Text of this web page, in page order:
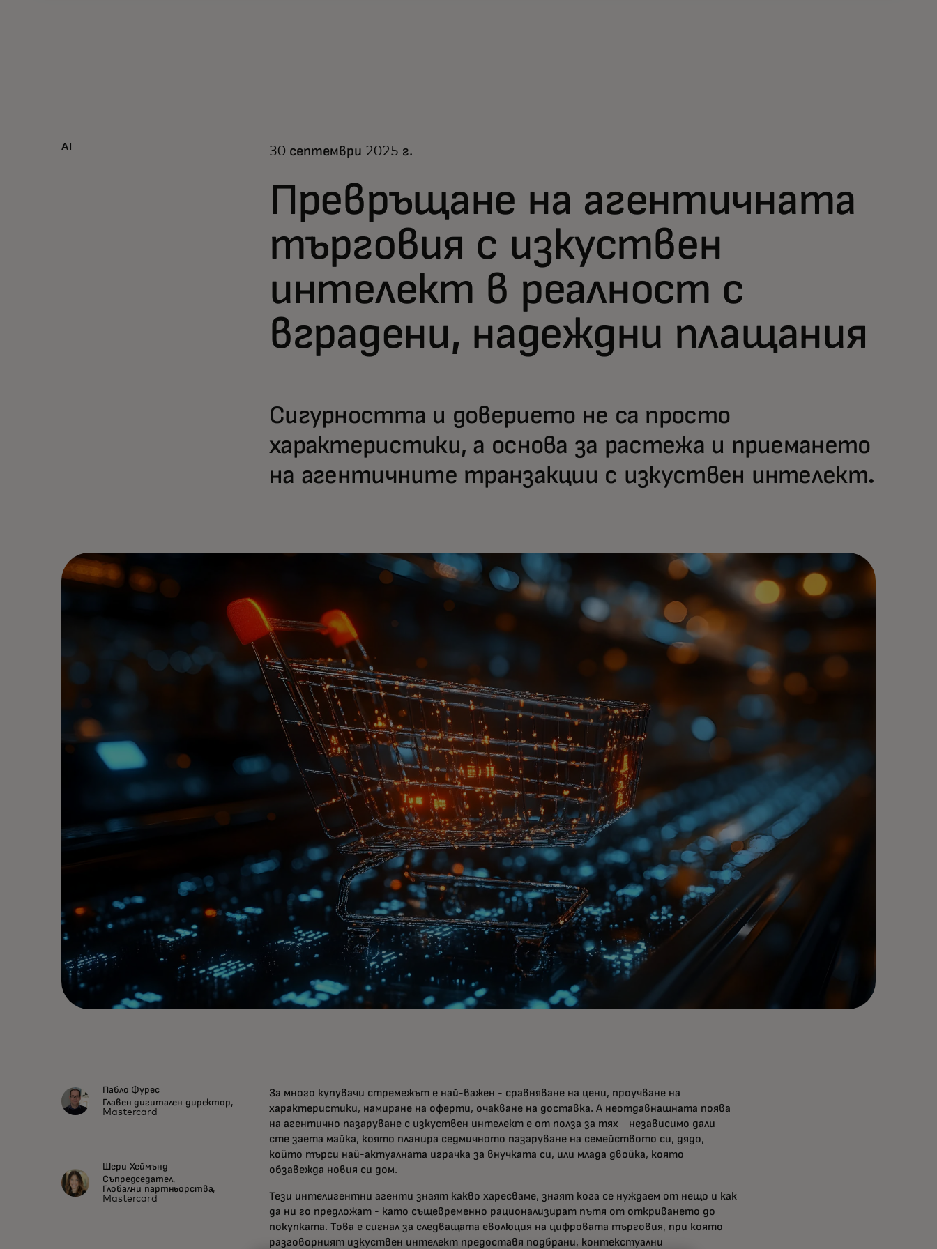
AI 30 септември 2025 г.
Превръщане на агентичната
търговия с изкуствен
интелект в реалност с
вградени, надеждни плащания
Сигурността и доверието не са просто
характеристики, а основа за растежа и приемането
на агентичните транзакции с изкуствен интелект.
Пабло Фурес
Главен дигитален директор,
Mastercard
Шери Хеймънд
Съпредседател,
Глобални партньорства,
Mastercard
За много купувачи стремежът е най-важен - сравняване на цени, проучване на
характеристики, намиране на оферти, очакване на доставка. А неотдавнашната поява
на агентично пазаруване с изкуствен интелект е от полза за тях - независимо дали
сте заета майка, която планира седмичното пазаруване на семейството си, дядо,
който търси най-актуалната играчка за внучката си, или млада двойка, която
обзавежда новия си дом.
Тези интелигентни агенти знаят какво харесваме, знаят кога се нуждаем от нещо и как
да ни го предложат - като същевременно рационализират пътя от откриването до
покупката. Това е сигнал за следващата еволюция на цифровата търговия, при която
разговорният изкуствен интелект предоставя подбрани, контекстуални